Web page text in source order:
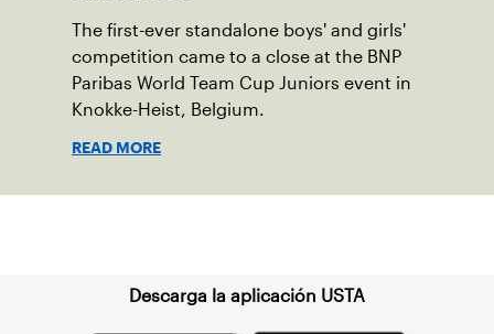
The first-ever standalone boys' and girls'
competition came to a close at the BNP
Paribas World Team Cup Juniors event in
Knokke-Heist, Belgium.
READ MORE
Descarga la aplicación USTA